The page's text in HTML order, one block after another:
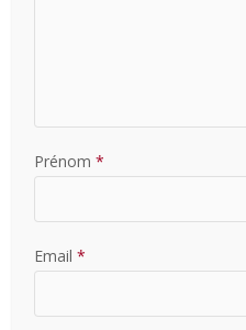
Prénom *
Email *